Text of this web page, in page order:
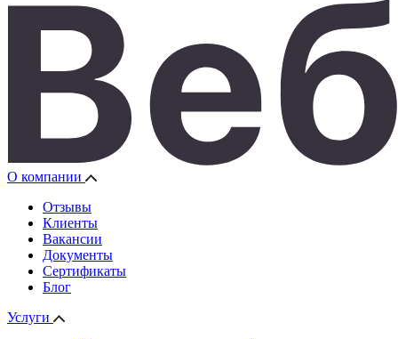
О компании
Отзывы
Клиенты
Вакансии
Документы
Сертификаты
Блог
Услуги